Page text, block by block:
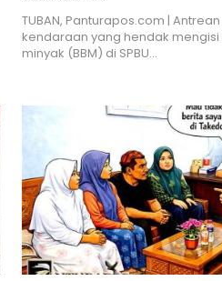
TUBAN, Panturapos.com |
kendaraan yang hendak
minyak (BBM) di SPBU…